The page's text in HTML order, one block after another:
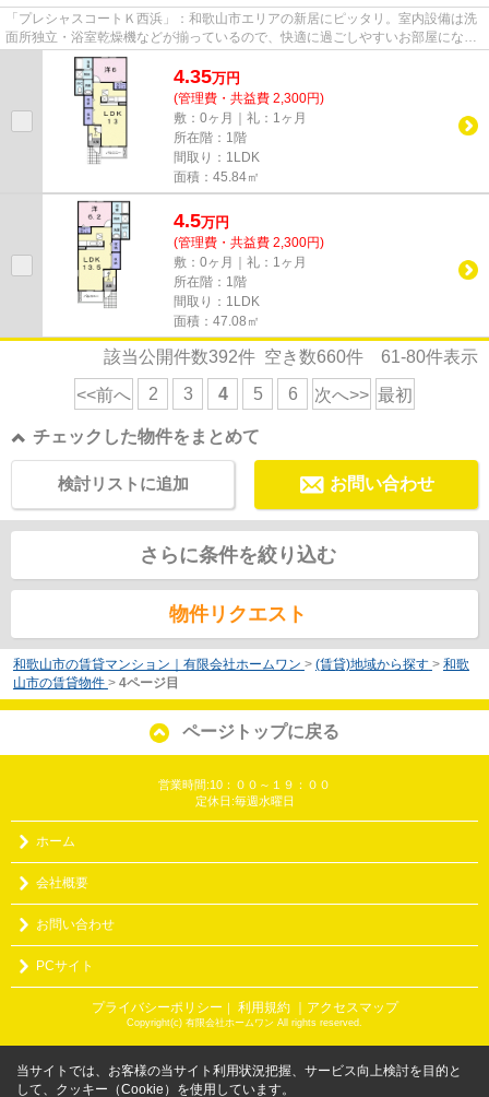
「プレシャスコートＫ西浜」：和歌山市エリアの新居にピッタリ。室内設備は洗
面所独立・浴室乾燥機などが揃っているので、快適に過ごしやすいお部屋になり
ます。知らない人が来た時で...
4.35万円
(管理費・共益費 2,300円)
敷：0ヶ月｜礼：1ヶ月
所在階：1階
間取り：1LDK
面積：45.84㎡
4.5万円
(管理費・共益費 2,300円)
敷：0ヶ月｜礼：1ヶ月
所在階：1階
間取り：1LDK
面積：47.08㎡
該当公開件数392件 空き数660件 61-80件表示
<<前へ 2 3 4 5 6 次へ>> 最初
チェックした物件をまとめて
お問い合わせ
検討リストに追加
さらに条件を絞り込む
物件リクエスト
和歌山市の賃貸マンション｜有限会社ホームワン > (賃貸)地域から探す > 和歌
山市の賃貸物件 > 4ページ目
ページトップに戻る
営業時間:10：００～１９：００
定休日:毎週水曜日
ホーム
会社概要
お問い合わせ
PCサイト
プライバシーポリシー ｜ 利用規約 ｜アクセスマップ
Copyright(c) 有限会社ホームワン All rights reserved.
当サイトでは、お客様の当サイト利用状況把握、サービス向上検討を目的と
して、クッキー（Cookie）を使用しています。